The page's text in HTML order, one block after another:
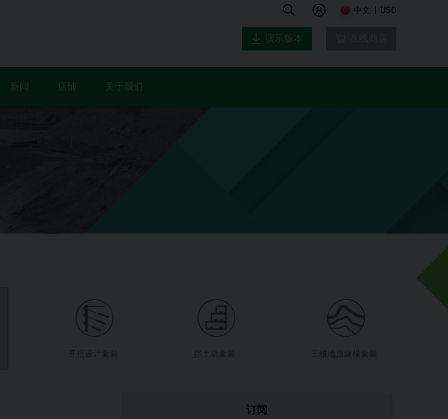
中文 USD
新闻 店铺 关于我们
演示版本
订阅